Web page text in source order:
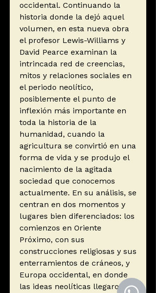
occidental. Continuando la
historia donde la dejó aquel
volumen, en esta nueva obra
el profesor Lewis-Williams y
David Pearce examinan la
intrincada red de creencias,
mitos y relaciones sociales en
el periodo neolítico,
posiblemente el punto de
inflexión más importante en
toda la historia de la
humanidad, cuando la
agricultura se convirtió en una
forma de vida y se produjo el
nacimiento de la agitada
sociedad que conocemos
actualmente. En su análisis, se
centran en dos momentos y
lugares bien diferenciados: los
comienzos en Oriente
Próximo, con sus
construcciones religiosas y sus
enterramientos de cráneos, y
Europa occidental, en donde
las ideas neolíticas llegaron a